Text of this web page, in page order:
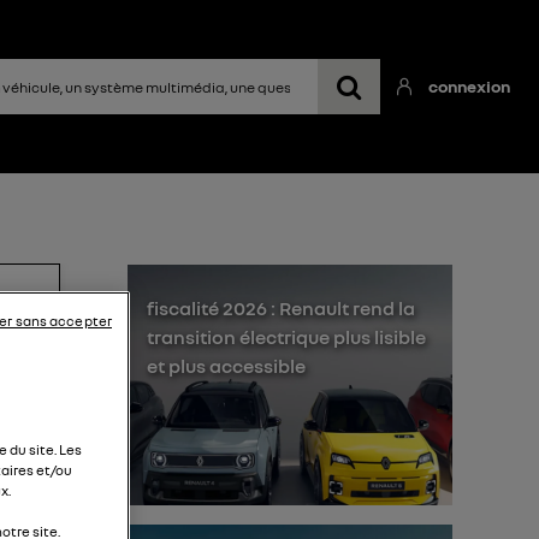
connexion
fiscalité 2026 : Renault rend la
transition électrique plus lisible
et plus accessible
du site. Les
et/ou
site.
sans accepter